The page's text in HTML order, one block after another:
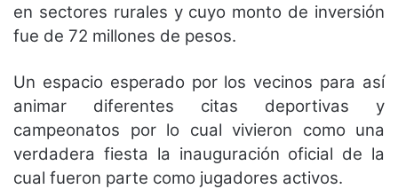
en sectores rurales y cuyo monto de inversión
fue de 72 millones de pesos.
Un espacio esperado por los vecinos para así
animar diferentes citas deportivas y
campeonatos por lo cual vivieron como una
verdadera fiesta la inauguración oficial de la
cual fueron parte como jugadores activos.